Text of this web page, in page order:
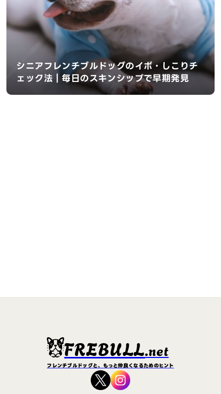
シニアフレンチブルドッグのイボ・しこりチ
ェック法｜毎日のスキンシップで早期発見
FREBULL.net
フレンチブルドッグと、もっと仲良くなるためのヒント